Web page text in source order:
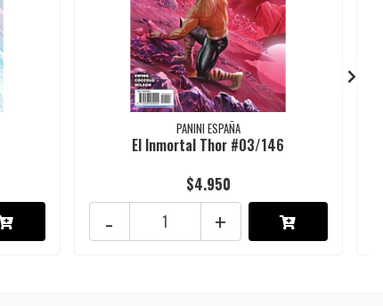
PANINI ESPAÑA
El Inmortal Thor #03/146
$4.950
+
-